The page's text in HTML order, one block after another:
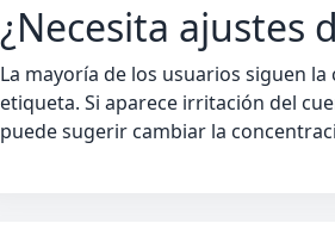
¿Necesita ajustes
La mayoría de los usuarios siguen
etiqueta. Si aparece irritación del
puede sugerir cambiar la